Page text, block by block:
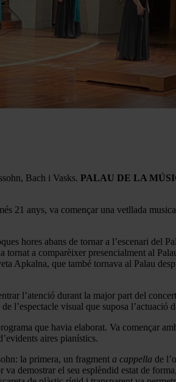
Bach i Vasks. PALAU DE LA
21 anys, va començar una vetllada
hores abans de tornar a l’escenari del
a comparèixer presencialment al
Apkalna, que també tornava al Palau
l’atenció durant la major part del
l’espectacle visual que suposa l’actuació
que havia elaborat. Va començar
aires pianístics.
la primera, un fragment a cappella de
demostrar el seu esplèndid estat de